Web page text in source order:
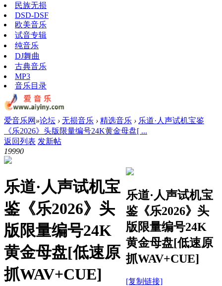
民族无损
DSD-DSF
欧美音乐
试音专辑
纯音乐
DJ舞曲
古典音乐
MP3
音乐目录
爱音乐网 »论坛 › 无损音乐 › 精选音乐 › 乐道·人声试机宝鉴
《乐2026》头版限量编号24K黄金母盘[ ...
返回列表 发新帖
19990
乐道·人声试机宝
鉴《乐2026》头
版限量编号24K
黄金母盘[低速原
抓WAV+CUE]
乐道·人声试机宝
鉴《乐2026》头
版限量编号24K
黄金母盘[低速原
抓WAV+CUE]
[复制链接]